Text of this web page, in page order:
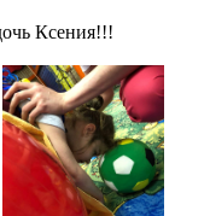
Ксения!!!